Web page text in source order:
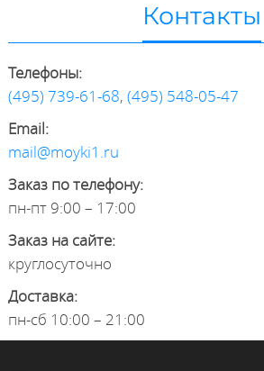
Контакты
Телефоны:
(495) 739-61-68, (495) 548-05-47
Email:
mail@moyki1.ru
Заказ по телефону:
пн-пт 9:00 – 17:00
Заказ на сайте:
круглосуточно
Доставка:
пн-сб 10:00 – 21:00